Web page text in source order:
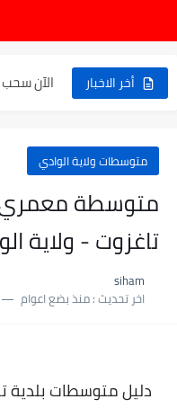
أخر الاخبار
متوسطات ولاية الوادي
متوسطة معمري
تاغزوت - ولاية
siham
اخر تحديث :منذ بضع اعوام
دليل متوسطات بلدية